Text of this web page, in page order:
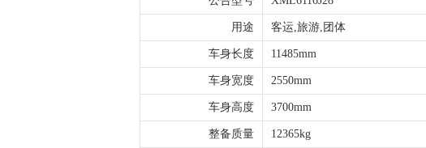
用途 客运,旅游,团体
车身长度 11485mm
车身宽度 2550mm
车身高度 3700mm
整备质量 12365kg